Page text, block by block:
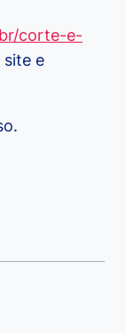
corte-e-
site e